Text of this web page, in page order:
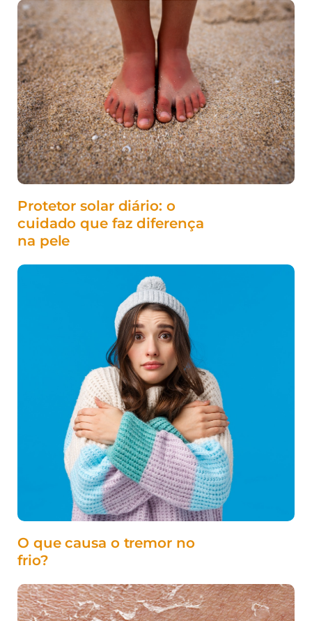
Protetor solar diário: o
cuidado que faz diferença
na pele
O que causa o tremor no
frio?